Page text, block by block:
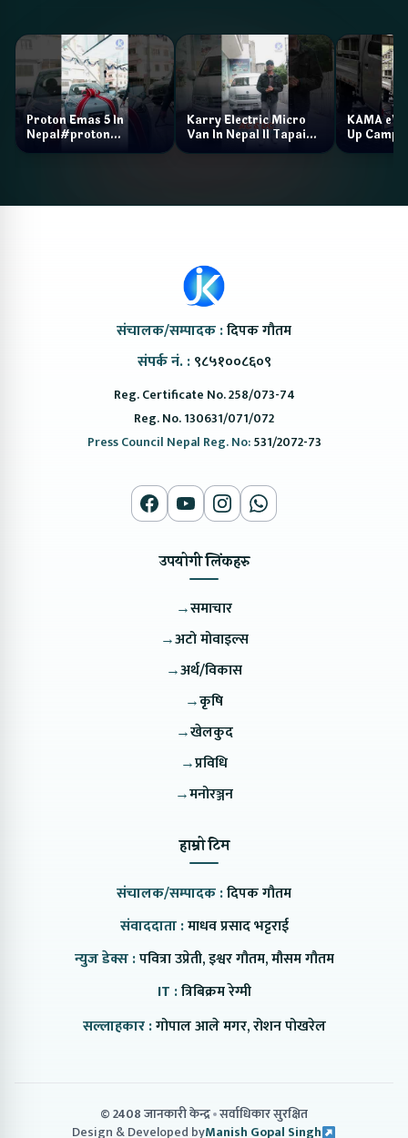
Proton Emas 5 In
Nepal#proton
#protonemas5#protonnepal#evcarnepal
Karry Electric Micro
Van In Nepal II Tapaiko
Bazar II Jankari
KAMA eV
Up Camp
संचालक/सम्पादक :दिपक गौतम
संपर्क नं. : ९८५१००८६०९
Reg. Certificate No. 258/073-74
Reg. No. 130631/071/072
Press Council Nepal Reg. No:531/2072-73
उपयोगी लिंकहरु
→समाचार
→अटो मोवाइल्स
→अर्थ/विकास
→कृषि
→खेलकुद
→प्रविधि
→मनोरञ्जन
हाम्रो टिम
संचालक/सम्पादक :दिपक गौतम
संवाददाता :माधव प्रसाद भट्टराई
न्युज डेक्स :पवित्रा उप्रेती, इश्वर गौतम, मौसम गौतम
IT :त्रिबिक्रम रेग्मी
सल्लाहकार :गोपाल आले मगर, रोशन पोखरेल
© 2408 जानकारी केन्द्र सर्वाधिकार सुरक्षित
Design & Developed byManish Gopal Singh